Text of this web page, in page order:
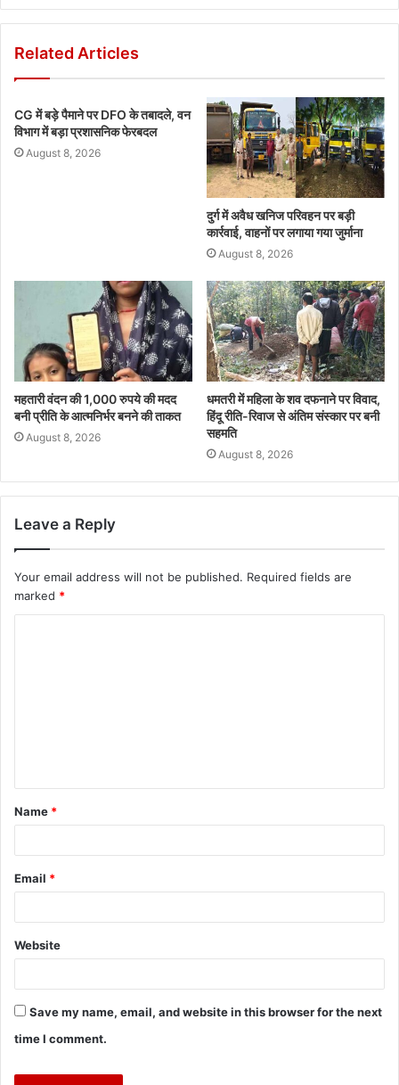
Related Articles
CG में बड़े पैमाने पर DFO के तबादले, वन
विभाग में बड़ा प्रशासनिक फेरबदल
August 8, 2026
दुर्ग में अवैध खनिज परिवहन पर बड़ी
कार्रवाई, वाहनों पर लगाया गया जुर्माना
August 8, 2026
महतारी वंदन की 1,000 रुपये की मदद
बनी प्रीति के आत्मनिर्भर बनने की ताकत
August 8, 2026
धमतरी में महिला के शव दफनाने पर विवाद,
हिंदू रीति-रिवाज से अंतिम संस्कार पर बनी
सहमति
August 8, 2026
Leave a Reply
Your email address will not be published. Required fields are
marked *
Name *
Email *
Website
Save my name, email, and website in this browser for the next
time I comment.